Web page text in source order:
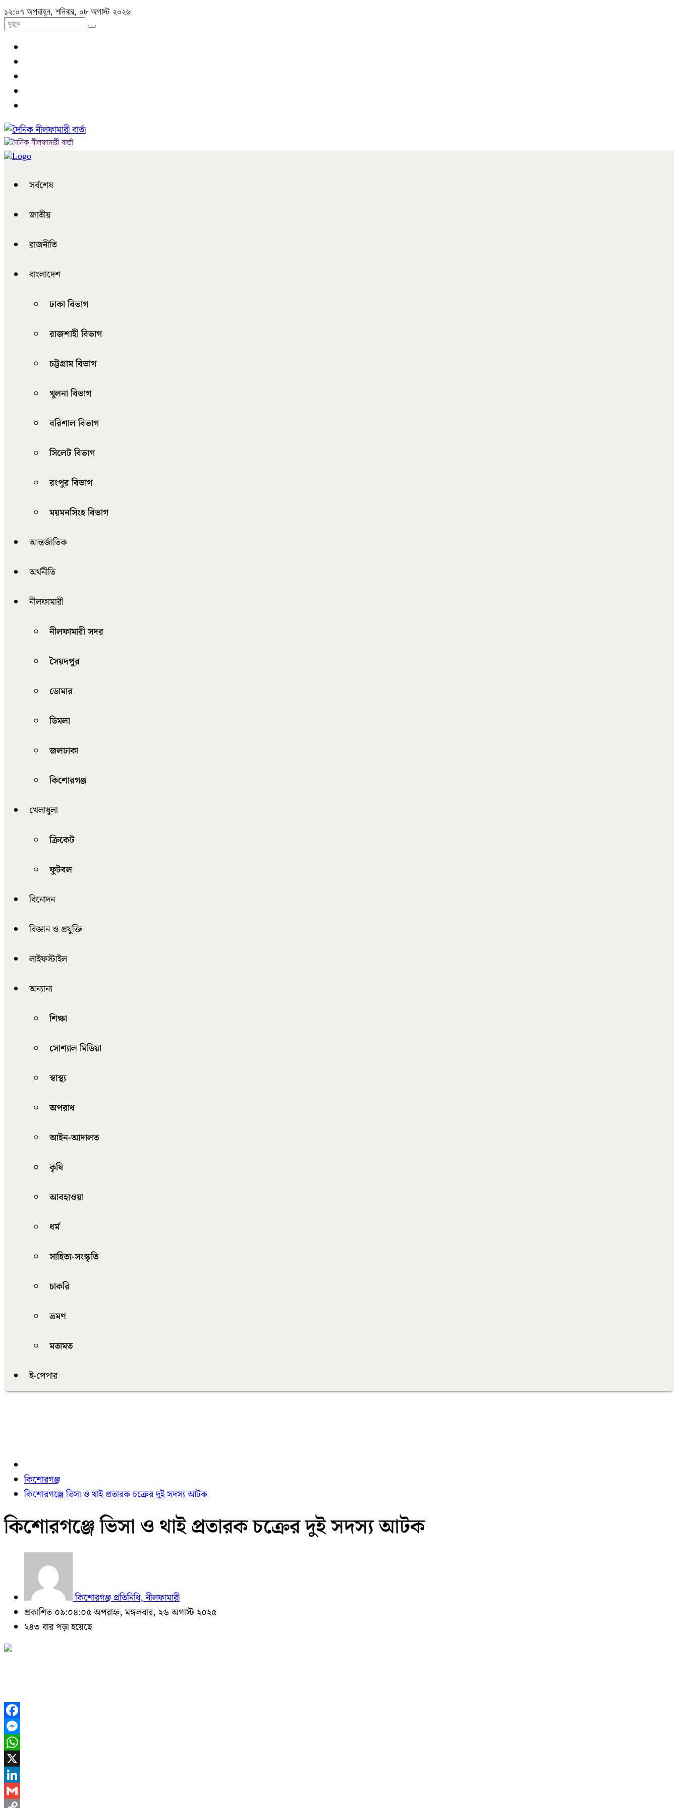
১২:০৭ অপরাহ্ন, শনিবার, ০৮ অগাস্ট ২০২৬
সর্বশেষ
জাতীয়
রাজনীতি
বাংলাদেশ
ঢাকা বিভাগ
রাজশাহী বিভাগ
চট্টগ্রাম বিভাগ
খুলনা বিভাগ
বরিশাল বিভাগ
সিলেট বিভাগ
রংপুর বিভাগ
ময়মনসিংহ বিভাগ
আন্তর্জাতিক
অর্থনীতি
নীলফামারী
নীলফামারী সদর
সৈয়দপুর
ডোমার
ডিমলা
জলঢাকা
কিশোরগঞ্জ
খেলাধুলা
ক্রিকেট
ফুটবল
বিনোদন
বিজ্ঞান ও প্রযুক্তি
লাইফস্টাইল
অন্যান্য
শিক্ষা
সোশ্যাল মিডিয়া
স্বাস্থ্য
অপরাধ
আইন-আদালত
কৃষি
আবহাওয়া
ধর্ম
সাহিত্য-সংস্কৃতি
চাকরি
ভ্রমণ
মতামত
ই-পেপার
কিশোরগঞ্জ
কিশোরগঞ্জে ভিসা ও থাই প্রতারক চক্রের দুই সদস্য আটক
কিশোরগঞ্জে ভিসা ও থাই প্রতারক চক্রের দুই সদস্য আটক
কিশোরগঞ্জ প্রতিনিধি, নীলফামারী
প্রকাশিত ০৯:০৪:০৫ অপরাহ্ন, মঙ্গলবার, ২৬ অগাস্ট ২০২৫
২৪৩ বার পড়া হয়েছে
Facebook
Messenger
WhatsApp
X
LinkedIn